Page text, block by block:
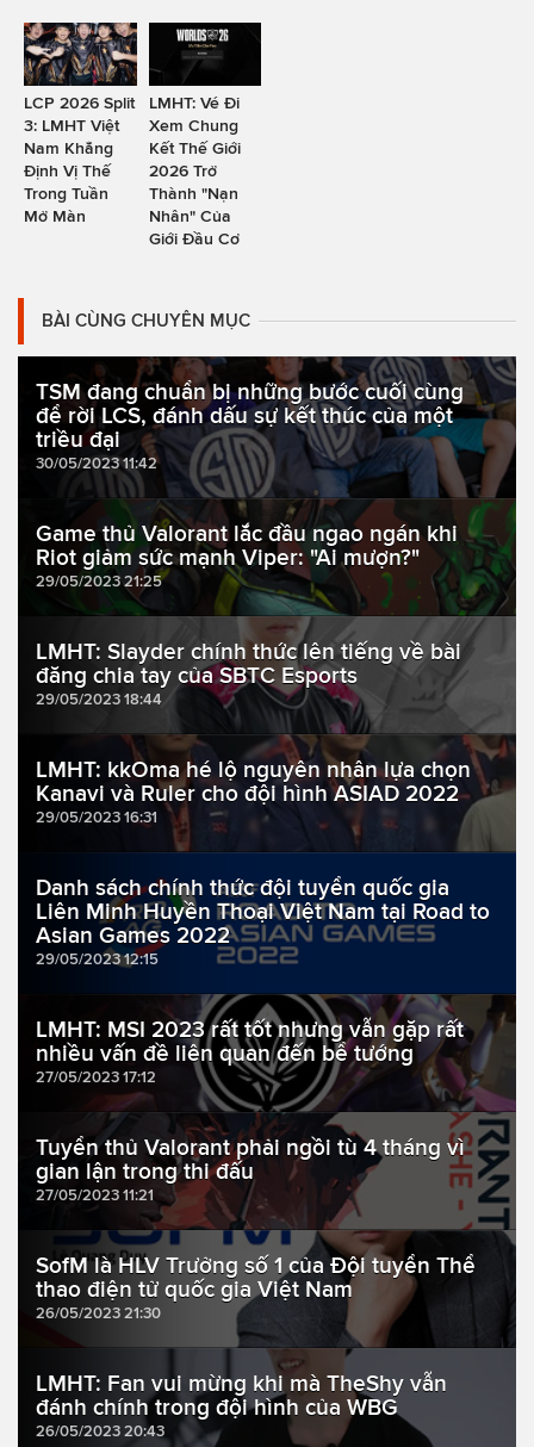
LCP 2026 Split
3: LMHT Việt
Nam Khẳng
Định Vị Thế
Trong Tuần
Mở Màn
LMHT: Vé Đi
Xem Chung
Kết Thế Giới
2026 Trở
Thành "Nạn
Nhân" Của
Giới Đầu Cơ
BÀI CÙNG CHUYÊN MỤC
TSM đang chuẩn bị những bước cuối cùng
để rời LCS, đánh dấu sự kết thúc của một
triều đại
30/05/2023 11:42
Game thủ Valorant lắc đầu ngao ngán khi
Riot giảm sức mạnh Viper: "Ai mượn?"
29/05/2023 21:25
LMHT: Slayder chính thức lên tiếng về bài
đăng chia tay của SBTC Esports
29/05/2023 18:44
LMHT: kkOma hé lộ nguyên nhân lựa chọn
Kanavi và Ruler cho đội hình ASIAD 2022
29/05/2023 16:31
Danh sách chính thức đội tuyển quốc gia
Liên Minh Huyền Thoại Việt Nam tại Road to
Asian Games 2022
29/05/2023 12:15
LMHT: MSI 2023 rất tốt nhưng vẫn gặp rất
nhiều vấn đề liên quan đến bể tướng
27/05/2023 17:12
Tuyển thủ Valorant phải ngồi tù 4 tháng vì
gian lận trong thi đấu
27/05/2023 11:21
SofM là HLV Trưởng số 1 của Đội tuyển Thể
thao điện tử quốc gia Việt Nam
26/05/2023 21:30
LMHT: Fan vui mừng khi mà TheShy vẫn
đánh chính trong đội hình của WBG
26/05/2023 20:43